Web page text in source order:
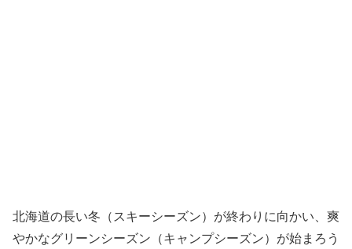
北海道の長い冬（スキーシーズン）が終わりに向かい、爽
やかなグリーンシーズン（キャンプシーズン）が始まろう